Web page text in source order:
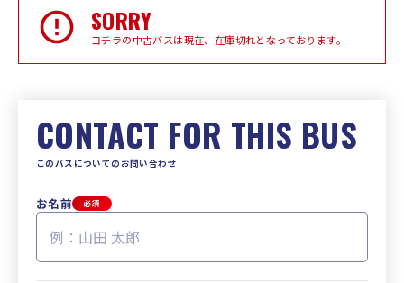
SORRY
コチラの中古バスは現在、在庫切れとなっております。
CONTACT FOR THIS BUS
このバスについてのお問い合わせ
お名前 必須